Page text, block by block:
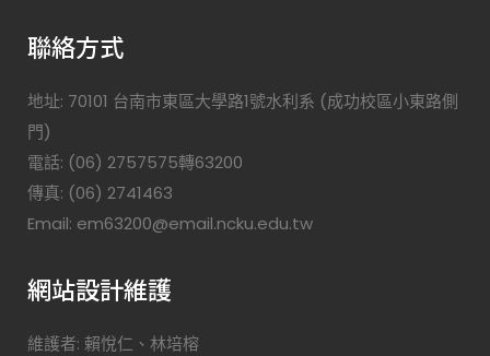
聯絡方式
地址: 70101 台南市東區大學路1號水利系 (成功校區小東路側
門)
電話: (06) 2757575轉63200
傳真: (06) 2741463
Email: em63200@email.ncku.edu.tw
網站設計維護
維護者: 賴悅仁、林培榕